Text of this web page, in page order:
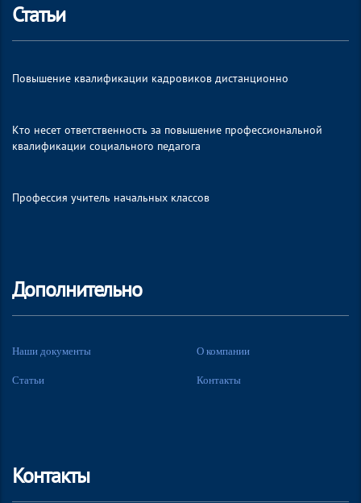
Статьи
Повышение квалификации кадровиков дистанционно
Кто несет ответственность за повышение профессиональной
квалификации социального педагога
Профессия учитель начальных классов
Дополнительно
Наши документы О компании
Статьи Контакты
Контакты